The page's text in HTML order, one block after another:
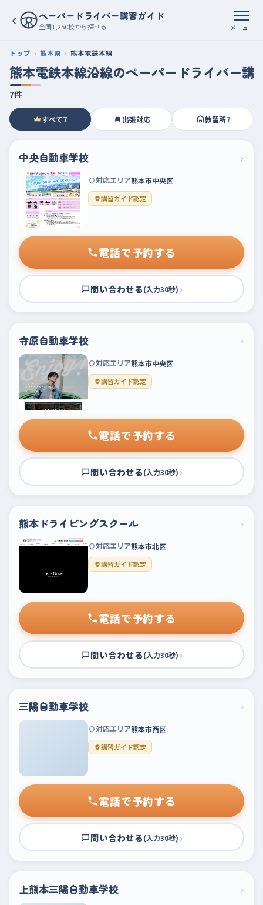
‹ ペーパードライバー講習ガイド
全国1,250校から探せる メニュー
トップ 熊本県 熊本電鉄本線
熊本電鉄本線沿線のペーパードライバー講
7件
すべて7 出張対応 教習所7
中央自動車学校 ›
対応エリア熊本市中央区
講習ガイド認定
電話で予約する
問い合わせる(入力30秒) ›
寺原自動車学校 ›
対応エリア熊本市中央区
講習ガイド認定
電話で予約する
問い合わせる(入力30秒) ›
熊本ドライビングスクール ›
対応エリア熊本市北区
講習ガイド認定
電話で予約する
問い合わせる(入力30秒) ›
三陽自動車学校 ›
対応エリア熊本市西区
講習ガイド認定
電話で予約する
問い合わせる(入力30秒) ›
上熊本三陽自動車学校 ›